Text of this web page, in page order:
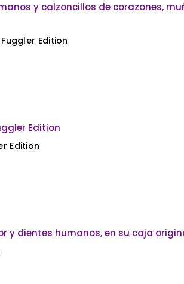
Edition
Edition